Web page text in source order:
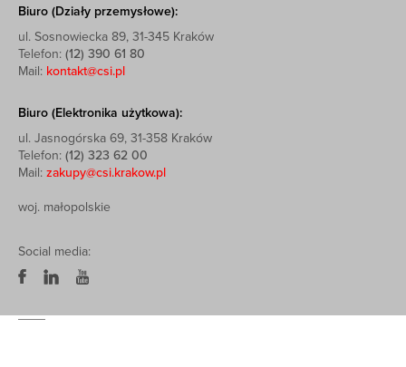
Biuro (Działy przemysłowe):
ul. Sosnowiecka 89, 31-345 Kraków
Telefon: (12) 390 61 80
Mail: kontakt@csi.pl
Biuro (Elektronika użytkowa):
ul. Jasnogórska 69, 31-358 Kraków
Telefon: (12) 323 62 00
Mail: zakupy@csi.krakow.pl
woj. małopolskie
Social media: